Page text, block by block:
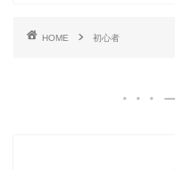
HOME 初心者